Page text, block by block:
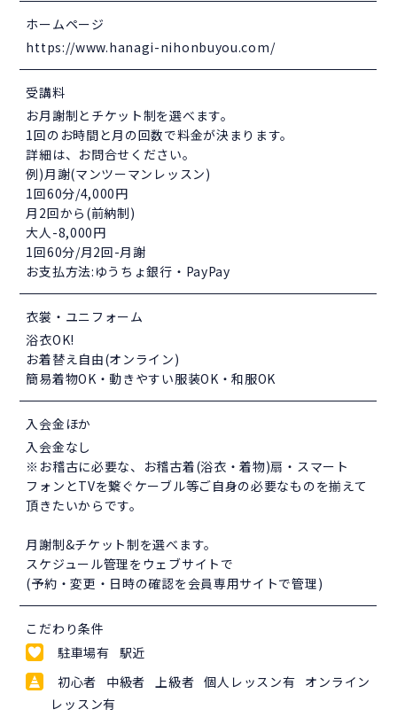
ホームページ
https://www.hanagi-nihonbuyou.com/
受講料
お月謝制とチケット制を選べます。
1回のお時間と月の回数で料金が決まります。
詳細は、お問合せください。
例)月謝(マンツーマンレッスン)
1回60分/4,000円
月2回から(前納制)
大人-8,000円
1回60分/月2回-月謝
お支払方法:ゆうちょ銀行・PayPay
衣裳・ユニフォーム
浴衣OK!
お着替え自由(オンライン)
簡易着物OK・動きやすい服装OK・和服OK
入会金ほか
入会金なし
※お稽古に必要な、お稽古着(浴衣・着物)扇・スマート
フォンとTVを繋ぐケーブル等ご自身の必要なものを揃えて
頂きたいからです。
月謝制&チケット制を選べます。
スケジュール管理をウェブサイトで
(予約・変更・日時の確認を会員専用サイトで管理)
こだわり条件
駐車場有 駅近
初心者 中級者 上級者 個人レッスン有 オンライン
レッスン有